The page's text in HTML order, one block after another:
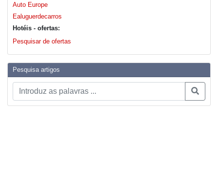
Auto Europe
Ealuguerdecarros
Hotéis - ofertas:
Pesquisar de ofertas
Pesquisa artigos